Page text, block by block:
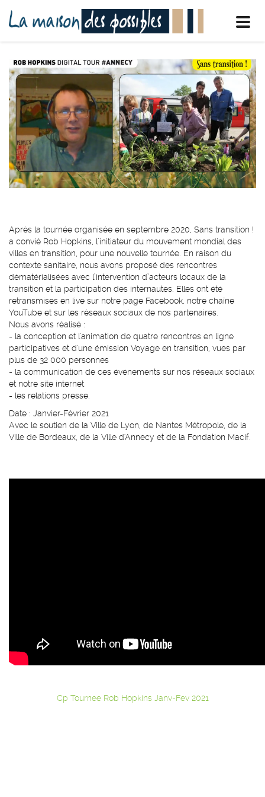
Après la tournée organisée en septembre 2020, Sans transition !
a convié Rob Hopkins, l’initiateur du mouvement mondial des
villes en transition, pour une nouvelle tournée. En raison du
contexte sanitaire, nous avons proposé des rencontres
dématérialisées avec l’intervention d’acteurs locaux de la
transition et la participation des internautes. Elles ont été
retransmises en live sur notre page Facebook, notre chaîne
YouTube et sur les réseaux sociaux de nos partenaires.
Nous avons réalisé :
- la conception et l'animation de quatre rencontres en ligne
participatives et d'une émission Voyage en transition, vues par
plus de 32 000 personnes
- la communication de ces événements sur nos réseaux sociaux
et notre site internet
- les relations presse.
Date : Janvier-Février 2021
Avec le soutien de la Ville de Lyon, de Nantes Métropole, de la
Ville de Bordeaux, de la Ville d'Annecy et de la Fondation Macif.
Cp Tournee Rob Hopkins Janv-Fev 2021